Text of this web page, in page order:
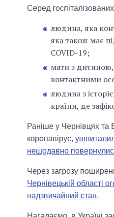
Серед
людина, яка
яка також має
COVID-19;
мати з дитиною,
контактними
людина з
країни, де
Раніше у Чернівцях та
коронавірус,
нещодавно
Через загрозу
Чернівецькій області
надзвичайний стан.